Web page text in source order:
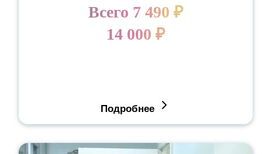
Всего 7 490 ₽
14 000 ₽
Подробнее